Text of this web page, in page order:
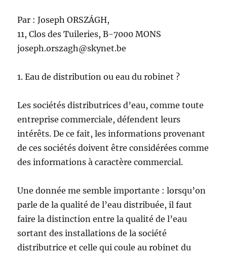
Par : Joseph ORSZÁGH,
11, Clos des Tuileries, B-7000 MONS
joseph.orszagh@skynet.be
1. Eau de distribution ou eau du robinet ?
Les sociétés distributrices d’eau, comme toute
entreprise commerciale, défendent leurs
intérêts. De ce fait, les informations provenant
de ces sociétés doivent être considérées comme
des informations à caractère commercial.
Une donnée me semble importante : lorsqu’on
parle de la qualité de l’eau distribuée, il faut
faire la distinction entre la qualité de l’eau
sortant des installations de la société
distributrice et celle qui coule au robinet du